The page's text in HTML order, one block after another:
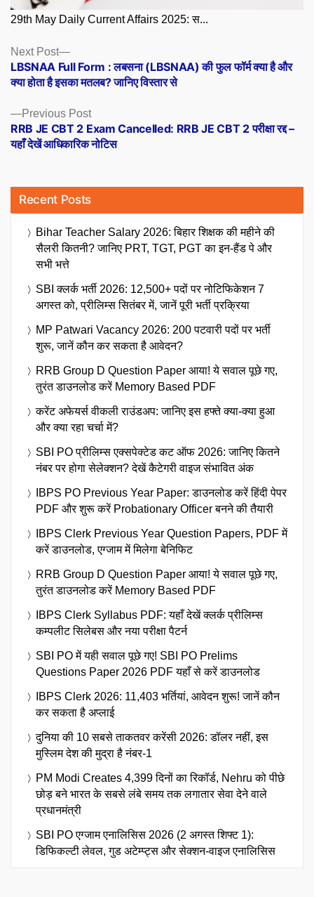
29th May Daily Current Affairs 2025: स...
Posts
navigation
Previous PostPrevious
post:
RRB JE CBT 2 Exam Cancelled: RRB JE CBT 2 परीक्षा रद्द –
यहाँ देखें आधिकारिक नोटिस
Next Post
Next
post:
LBSNAA Full Form : लबसना (LBSNAA) की फुल फॉर्म क्या है और
क्या होता है इसका मतलब? जानिए विस्तार से
Recent Posts
Bihar Teacher Salary 2026: बिहार शिक्षक की महीने की
सैलरी कितनी? जानिए PRT, TGT, PGT का इन-हैंड पे और
सभी भत्ते
SBI क्लर्क भर्ती 2026: 12,500+ पदों पर नोटिफिकेशन 7
अगस्त को, प्रीलिम्स सितंबर में, जानें पूरी भर्ती प्रक्रिया
MP Patwari Vacancy 2026: 200 पटवारी पदों पर भर्ती
शुरू, जानें कौन कर सकता है आवेदन?
RRB Group D Question Paper आया! ये सवाल पूछे गए,
तुरंत डाउनलोड करें Memory Based PDF
करेंट अफेयर्स वीकली राउंडअप: जानिए इस हफ्ते क्या-क्या हुआ
और क्या रहा चर्चा में?
SBI PO प्रीलिम्स एक्सपेक्टेड कट ऑफ 2026: जानिए कितने
नंबर पर होगा सेलेक्शन? देखें कैटेगरी वाइज संभावित अंक
IBPS PO Previous Year Paper: डाउनलोड करें हिंदी पेपर
PDF और शुरू करें Probationary Officer बनने की तैयारी
IBPS Clerk Previous Year Question Papers, PDF में
करें डाउनलोड, एग्जाम में मिलेगा बेनिफिट
RRB Group D Question Paper आया! ये सवाल पूछे गए,
तुरंत डाउनलोड करें Memory Based PDF
IBPS Clerk Syllabus PDF: यहाँ देखें क्लर्क प्रीलिम्स
कम्पलीट सिलेबस और नया परीक्षा पैटर्न
SBI PO में यही सवाल पूछे गए! SBI PO Prelims
Questions Paper 2026 PDF यहाँ से करें डाउनलोड
IBPS Clerk 2026: 11,403 भर्तियां, आवेदन शुरू! जानें कौन
कर सकता है अप्लाई
दुनिया की 10 सबसे ताकतवर करेंसी 2026: डॉलर नहीं, इस
मुस्लिम देश की मुद्रा है नंबर-1
PM Modi Creates 4,399 दिनों का रिकॉर्ड, Nehru को पीछे
छोड़ बने भारत के सबसे लंबे समय तक लगातार सेवा देने वाले
प्रधानमंत्री
SBI PO एग्जाम एनालिसिस 2026 (2 अगस्त शिफ्ट 1):
डिफिकल्टी लेवल, गुड अटेम्प्ट्स और सेक्शन-वाइज एनालिसिस